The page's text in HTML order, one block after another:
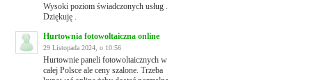
Wysoki poziom świadczonych usług .
Dziękuję .
Hurtownia fotowoltaiczna online
29 Listopada 2024, o 10:56
Hurtownie paneli fotowoltaicznych w
całej Polsce ale ceny szalone. Trzeba